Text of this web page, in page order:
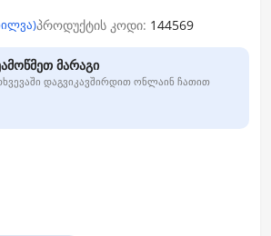
პროდუქტის კოდი: 144569
მარაგი
დაგვიკავშირდით ონლაინ ჩათით